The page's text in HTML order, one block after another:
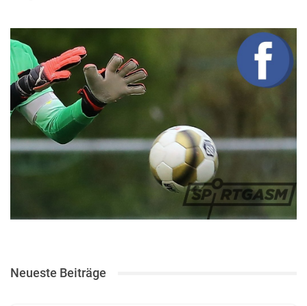
Neueste Beiträge